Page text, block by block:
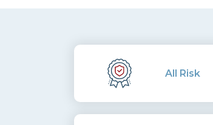
All Risk